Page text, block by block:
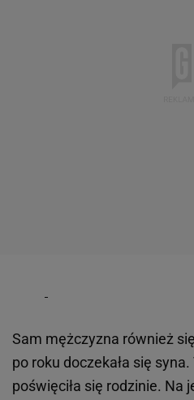
Sam mężczyzna również
po roku doczekała się
poświęciła się rodzinie. Na